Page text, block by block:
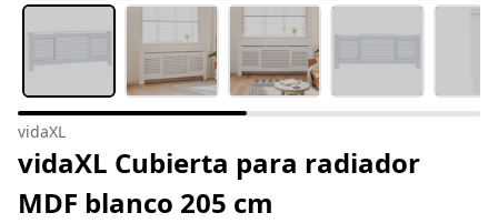
vidaXL
vidaXL Cubierta para radiador
MDF blanco 205 cm